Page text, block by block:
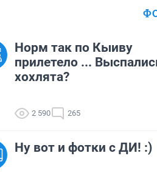
Норм так по Кыиву
прилетело ...
хохлята?
2 590 265
Ну вот и фотки с ДИ! :)